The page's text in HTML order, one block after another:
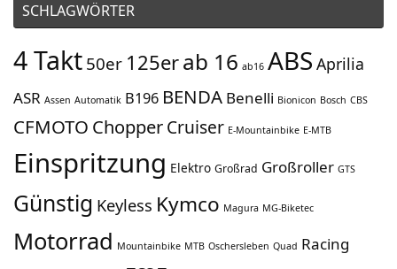
SCHLAGWÖRTER
4 Takt50er 125erab 16 ab16 ABS Aprilia
ASR Assen Automatik B196 BENDA Benelli Bionicon Bosch CBS
CFMOTO ChopperCruiser E-Mountainbike E-MTB
Einspritzung Elektro Großrad Großroller GTS
Günstig Keyless Kymco Magura MG-Biketec
Motorrad Mountainbike MTB Oschersleben Quad Racing